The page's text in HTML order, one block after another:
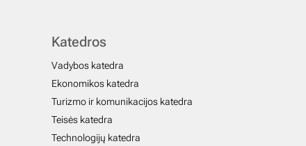
Katedros
Vadybos katedra
Ekonomikos katedra
Turizmo ir komunikacijos katedra
Teisės katedra
Technologijų katedra